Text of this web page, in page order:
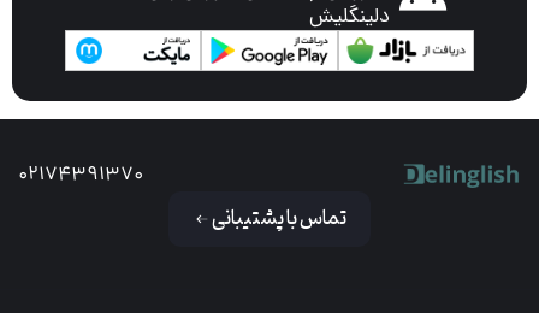
دلینگلیش
02174391370
تماس با پشتیبانی